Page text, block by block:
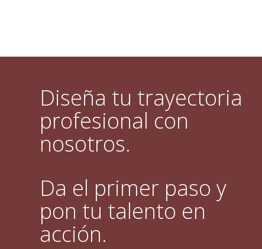
Diseña tu trayectoria
profesional con
nosotros.
Da el primer paso y
pon tu talento en
acción.